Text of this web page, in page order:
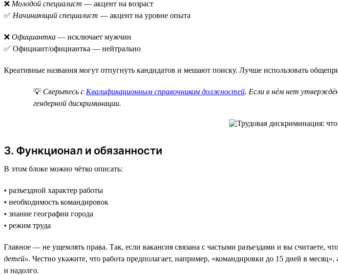
❌ Молодой специалист — акцент на возраст
✅ Начинающий специалист — акцент на уровне опыта
❌ Официантка — исключает мужчин
✅ Официант/официантка — нейтрально
Креативные названия могут отпугнуть кандидатов и мешают поиску. Лучше использовать
💡 Сверьтесь с Квалификационным справочником должностей. Если в нём нет
гендерной дискриминации.
3. Функционал и обязанности
В этом блоке можно чётко описать:
• разъездной характер работы
• необходимость командировок
• знание географии города
• режим труда
Главное — не ущемлять права. Так, если вакансия связана с частыми разъездами и вы считаете,
детей». Честно укажите, что работа предполагает, например, «командировки до 15 дней в
и надолго.